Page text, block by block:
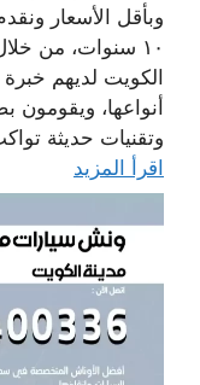
وبأقل الأسعار
١٠ سنوات، من
الكويت لديهم
أنواعها، ويقومون
وتقنيات حديثة
اقرأ المزيد